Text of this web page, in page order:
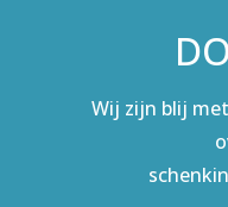
Wij zijn blij